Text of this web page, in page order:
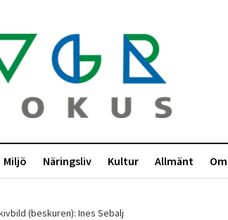
Miljö Näringsliv Kultur Allmänt Om
(beskuren): Ines Sebalj